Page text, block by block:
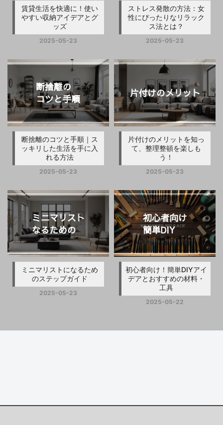
賃貸生活を快適に！使い
やすい収納アイデアとグ
ッズ
2025-05-23
ストレス発散の方法：女
性にぴったりなリラック
ス法とは？
2025-05-23
断捨離のコツと手順｜ス
ッキリした生活を手に入
れる方法
2025-05-23
片付けのメリットを知っ
て、整理整頓を楽しも
う！
2025-05-23
ミニマリストになるため
のステップガイド
2025-05-23
初心者向け！簡単DIYアイ
デアとおすすめの材料・
工具
2025-05-22